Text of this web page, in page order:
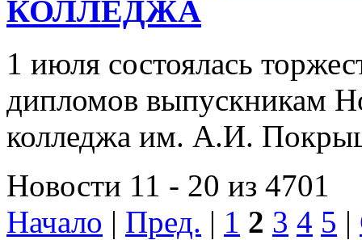
КОЛЛЕДЖА
1 июля состоялась
дипломов выпускникам
колледжа им. А.И.
Новости 11 - 20 из 4701
Начало | Пред. | 1 2 3 4 5 |